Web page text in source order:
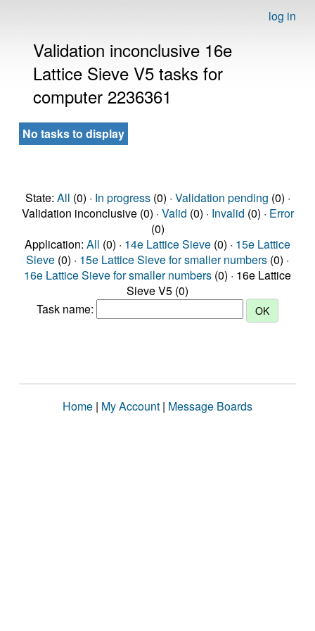
log in
Validation inconclusive 16e
Lattice Sieve V5 tasks for
computer 2236361
No tasks to display
State: All (0) · In progress(0) · Validation pending (0) ·
Validation inconclusive (0) · Valid (0) · Invalid (0) · Error
(0)
Application: All (0) · 14e Lattice Sieve (0) · 15e Lattice
Sieve (0) · 15e Lattice Sieve for smaller numbers (0) ·
16e Lattice Sieve for smaller numbers (0) · 16e Lattice
Sieve V5 (0)
Task name:
Home | My Account | Message Boards